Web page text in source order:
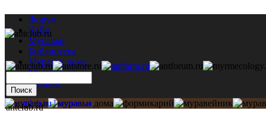
Форум
ЧаВо
Муравьи
Библиотека
Муравьи дома
Мастерская
Каталог
antclub.ru